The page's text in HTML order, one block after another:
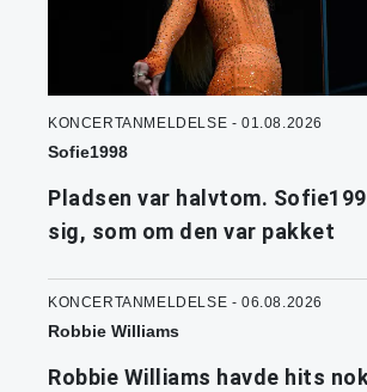
KONCERTANMELDELSE - 01.08.2026
Sofie1998
Pladsen var halvtom.
sig, som om den var pakket
KONCERTANMELDELSE - 06.08.2026
Robbie Williams
Robbie Williams havde hits